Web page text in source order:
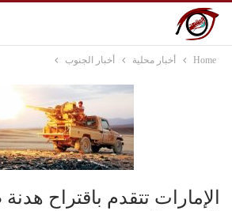
Home أخبار محلية أخبار الجنوب
الإمارات تتقدم باقتراح